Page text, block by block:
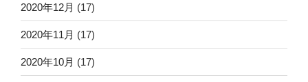
2020年12月 (17)
2020年11月 (17)
2020年10月 (17)